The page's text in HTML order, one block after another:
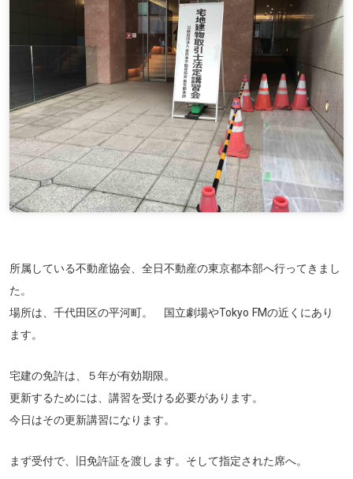
所属している不動産協会、全日不動産の東京都本部へ行ってきまし
た。
場所は、千代田区の平河町。 国立劇場やTokyo FMの近くにあり
ます。
宅建の免許は、５年が有効期限。
更新するためには、講習を受ける必要があります。
今日はその更新講習になります。
まず受付で、旧免許証を渡します。そして指定された席へ。